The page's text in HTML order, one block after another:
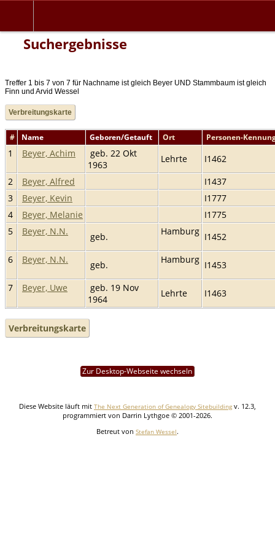
Suchergebnisse
Treffer 1 bis 7 von 7 für Nachname ist gleich Beyer UND Stammbaum ist gleich
Finn und Arvid Wessel
Verbreitungskarte
# Name Geboren/Getauft Ort Personen-
1 Beyer, Achim
geb. 22 Okt
1963
Lehrte
I1462
2
Beyer, Alfred
I1437
3
Beyer, Kevin
I1777
4
Beyer, Melanie
I1775
5
Beyer, N.N. geb. Hamburg I1452
6
Beyer, N.N. geb. Hamburg I1453
7
Beyer, Uwe
geb. 19 Nov
1964
Lehrte I1463
Verbreitungskarte
Zur Desktop-Webseite wechseln
Diese Website läuft mit The Next Generation of Genealogy Sitebuilding v. 12.3,
programmiert von Darrin Lythgoe © 2001-2026.
Betreut von Stefan Wessel.